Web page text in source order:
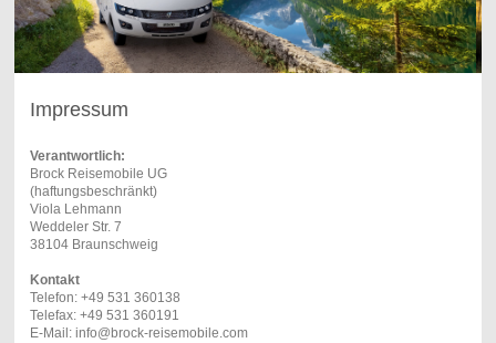
Impressum
Verantwortlich:
Brock Reisemobile UG
(haftungsbeschränkt)
Viola Lehmann
Weddeler Str. 7
38104 Braunschweig
Kontakt
Telefon: +49 531 360138
Telefax: +49 531 360191
E-Mail: info@brock-reisemobile.com